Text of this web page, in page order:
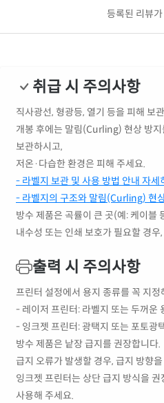
등록된 리뷰
취급 시 주의사항
직사광선, 형광등, 열기 등을 피해 보
개봉 후에는 말림(Curling) 현상 방지
보관하시고,
저온·다습한 환경은 피해 주세요.
- 라벨지 보관 및 사용 방법 안내 자세
- 라벨지의 구조와 말림(Curling) 현
방수 제품은 곡률이 큰 곳(예: 케이블
내수성 또는 인쇄 보호가 필요할 경
출력 시 주의사항
프린터 설정에서 용지 종류를 꼭 지정
- 레이저 프린터: 라벨지 또는 두꺼운
- 잉크젯 프린터: 광택지 또는 포토광
방수 제품은 낱장 급지를 권장합니다.
급지 오류가 발생할 경우, 급지 방향
잉크젯 프린터는 상단 급지 방식을
사용해 주세요.